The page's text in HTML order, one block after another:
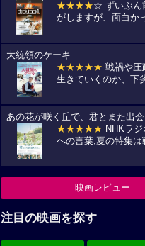
★★★★☆ ずいぶん
がしますが、面白か
大統領のケーキ
★★★★★ 戦禍や圧
生きていくのか、下
あの花が咲く丘で、君とまた出会
★★★★★ NHKラ
への言葉,夏の特集は
映画レビュー
注目の映画を探す